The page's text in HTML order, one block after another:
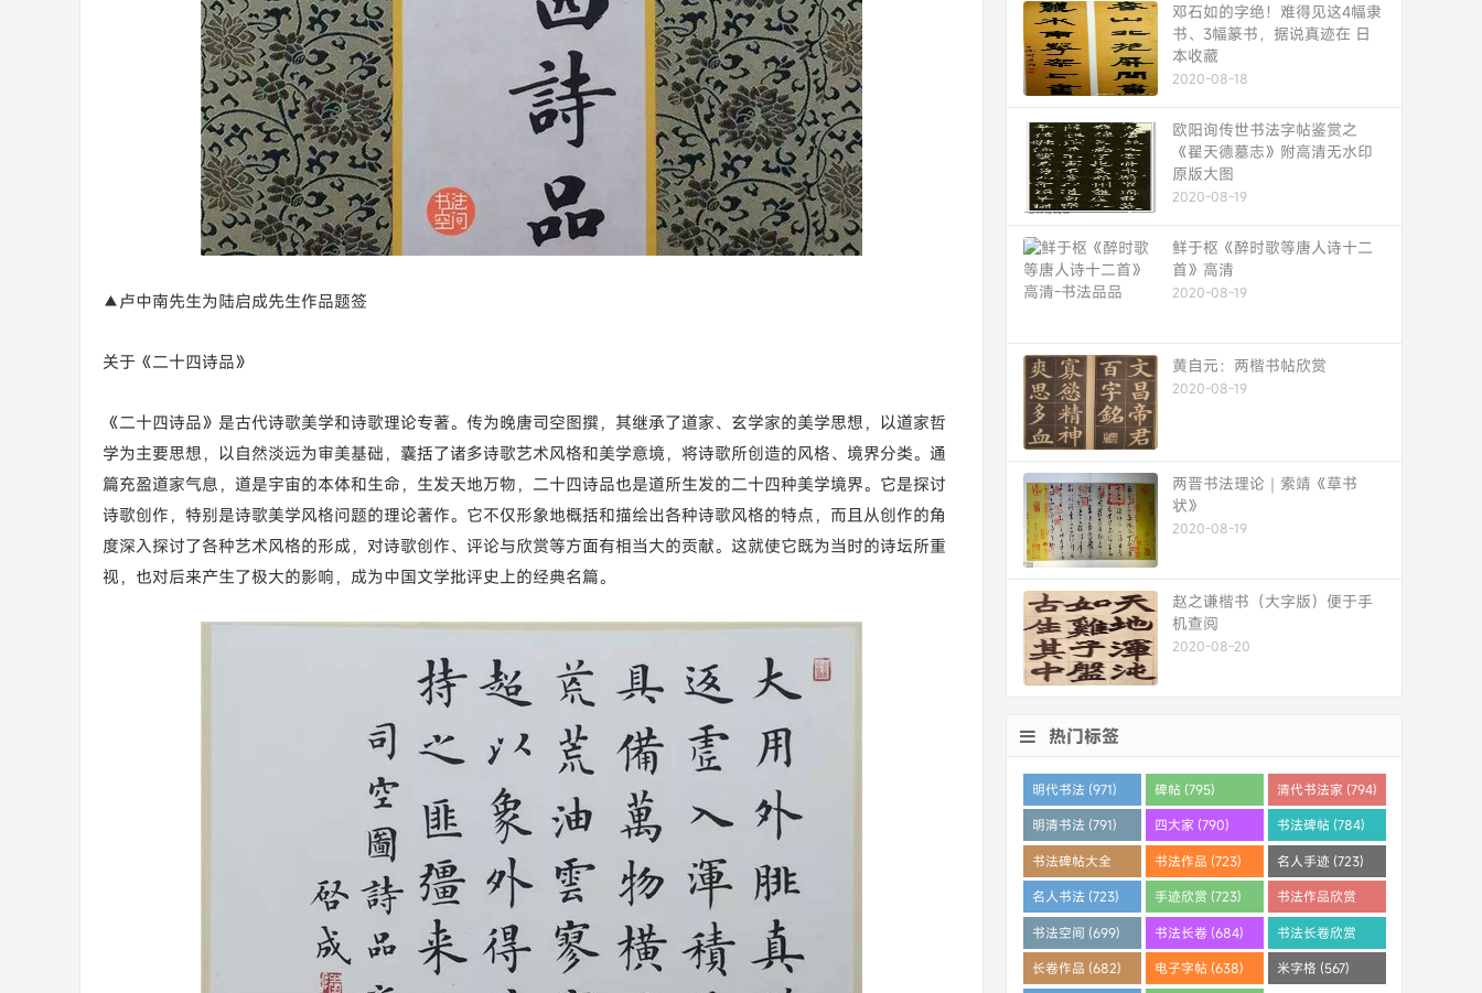
▲卢中南先生为陆启成先生作品题签
关于《二十四诗品》
《二十四诗品》是古代诗歌美学和诗歌理论专著。传为晚唐司空图撰，其继承了道家、玄学家的美学思想，以道家哲
学为主要思想，以自然淡远为审美基础，囊括了诸多诗歌艺术风格和美学意境，将诗歌所创造的风格、境界分类。通
篇充盈道家气息，道是宇宙的本体和生命，生发天地万物，二十四诗品也是道所生发的二十四种美学境界。它是探讨
诗歌创作，特别是诗歌美学风格问题的理论著作。它不仅形象地概括和描绘出各种诗歌风格的特点，而且从创作的角
度深入探讨了各种艺术风格的形成，对诗歌创作、评论与欣赏等方面有相当大的贡献。这就使它既为当时的诗坛所重
视，也对后来产生了极大的影响，成为中国文学批评史上的经典名篇。
邓石如的字绝！难得见这4幅隶
书、3幅篆书，据说真迹在 日
本收藏
2020-08-18
欧阳询传世书法字帖鉴赏之
《翟天德墓志》附高清无水印
原版大图
2020-08-19
鲜于枢《醉时歌等唐人诗十二
首》高清
2020-08-19
黄自元：两楷书帖欣赏
2020-08-19
两晋书法理论｜索靖《草书
状》
2020-08-19
赵之谦楷书（大字版）便于手
机查阅
2020-08-20
热门标签
明代书法 (971) 碑帖 (795) 清代书法家 (794)
明清书法 (791) 四大家 (790) 书法碑帖 (784)
书法碑帖大全
(784)
书法作品 (723) 名人手迹 (723)
名人书法 (723) 手迹欣赏 (723)
书法作品欣赏
(710)
书法空间 (699) 书法长卷 (684)
书法长卷欣赏
(682)
长卷作品 (682) 电子字帖 (638) 米字格 (567)